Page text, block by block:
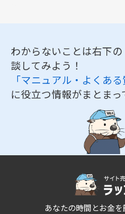
わからないことは右下の
談してみよう！
「マニュアル・よくある
に役立つ情報がまとまっ
あなたの時間とお金